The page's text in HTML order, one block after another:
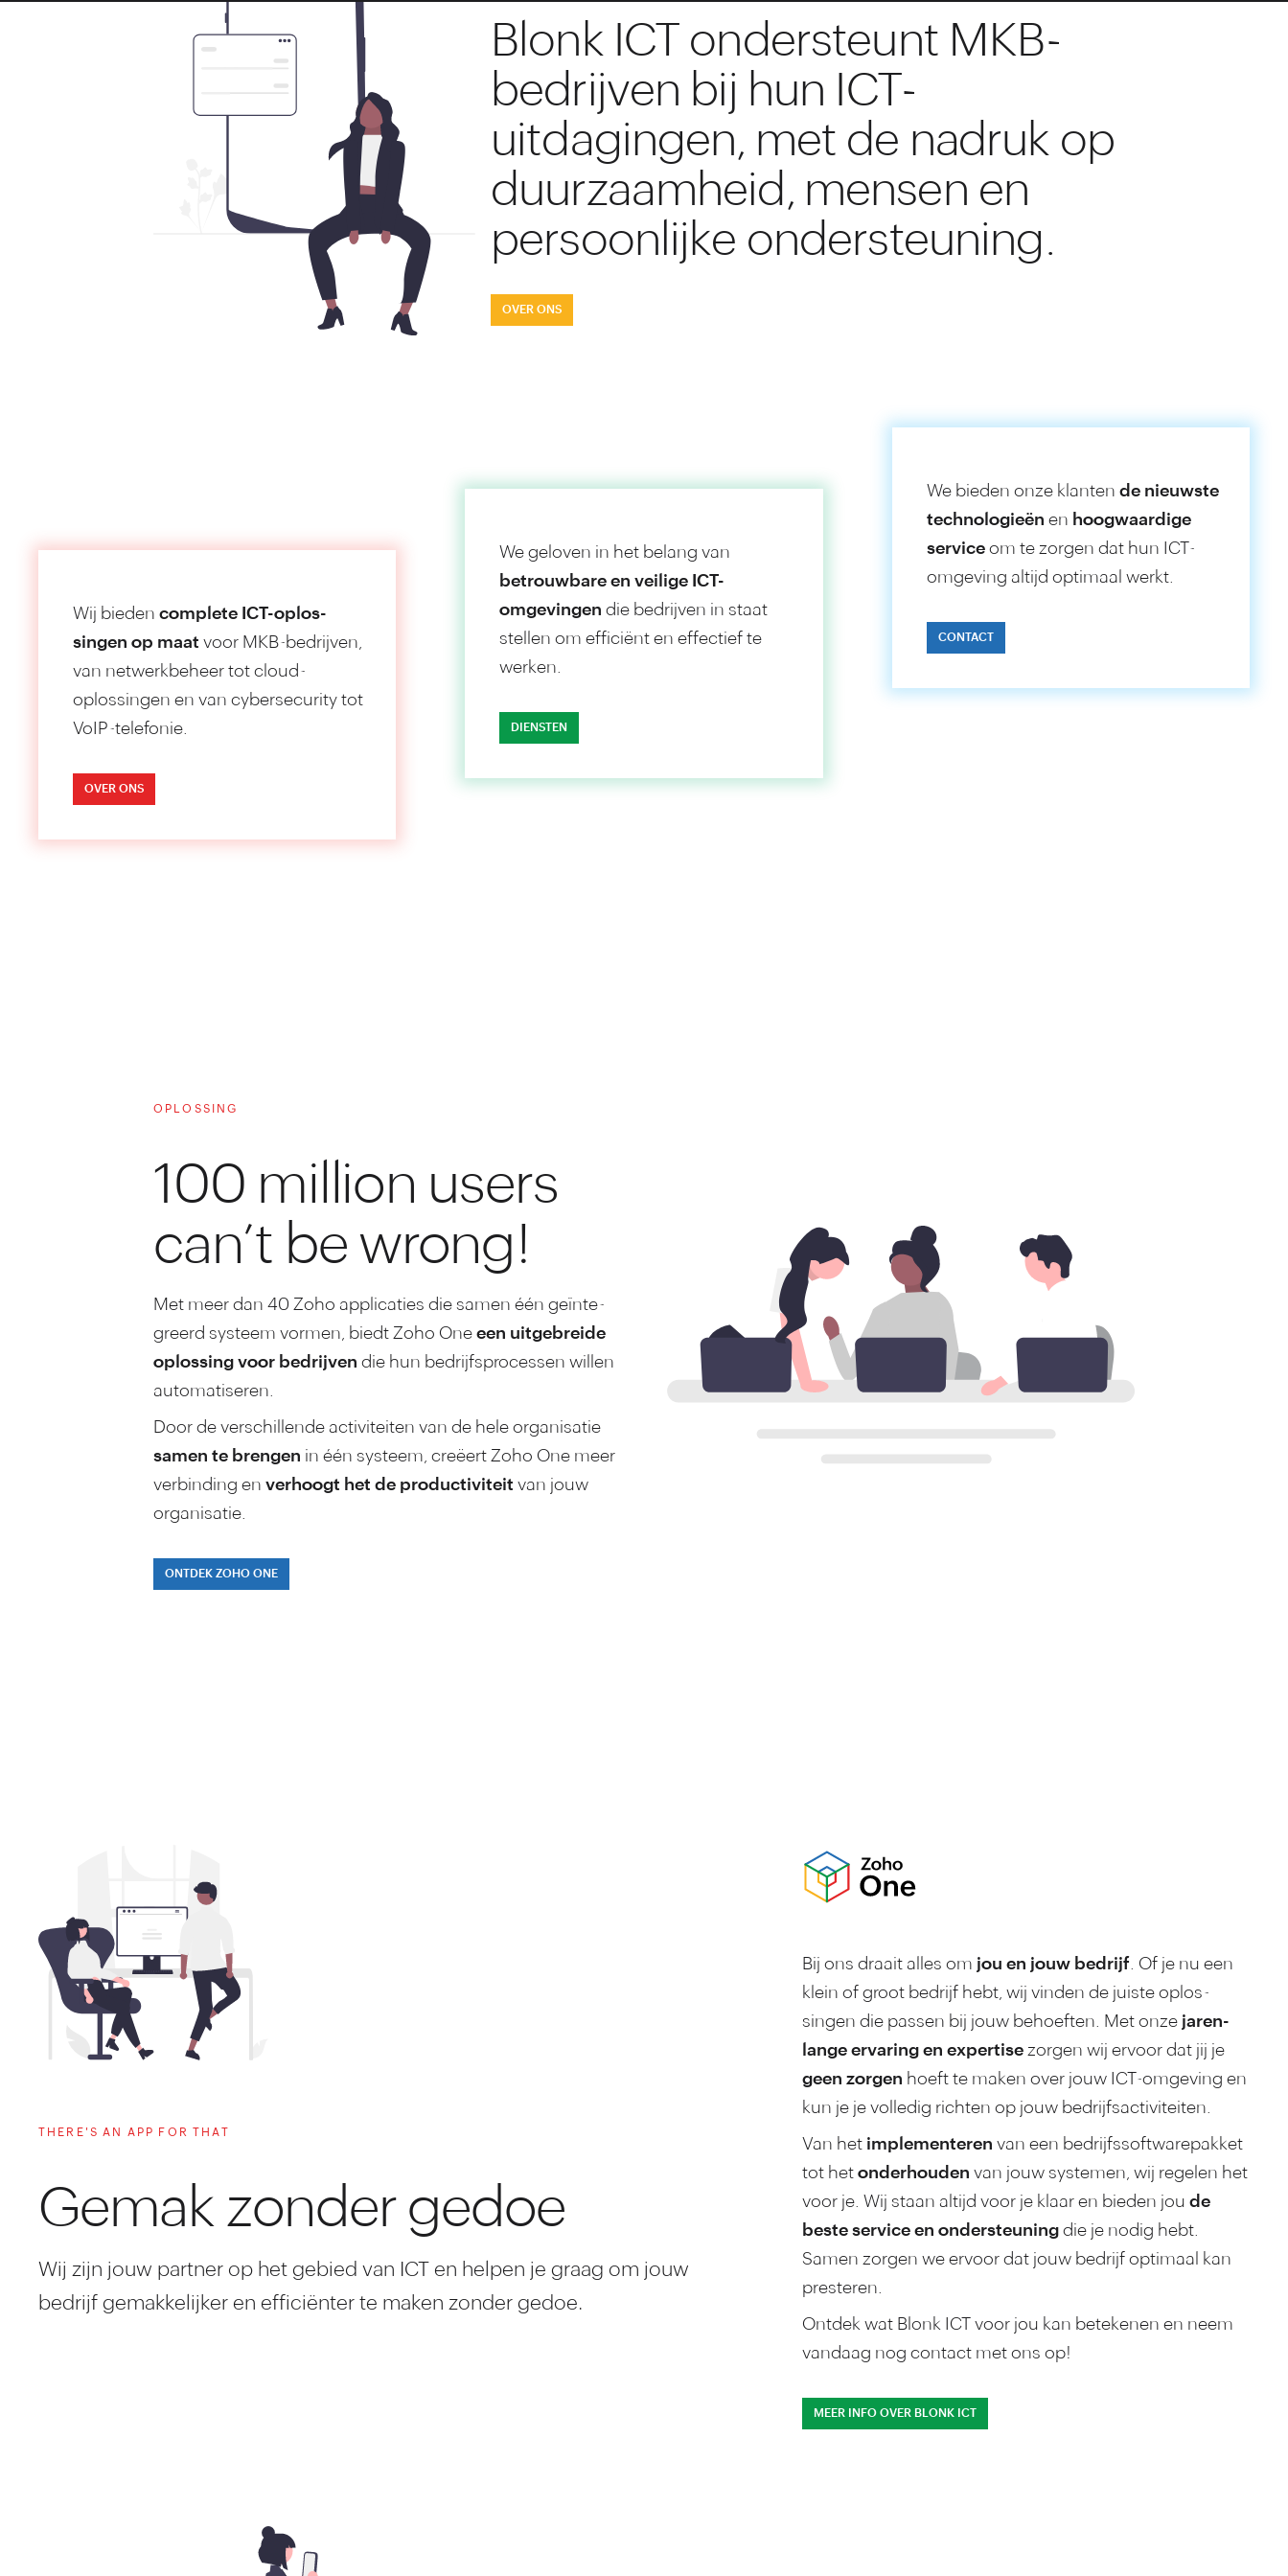
Blonk ICT ondersteunt MKB-
bedrijven bij hun ICT-
uitdagingen, met de nadruk op
duurzaamheid, mensen en
persoonlijke ondersteuning.
OVER ONS
Wij bieden complete ICT-oplos­
singen op maat voor MKB-bedrijven,
van netwerk­beheer tot cloud-
oplossingen en van cyber­security tot
VoIP-telefonie.
OVER ONS
We geloven in het belang van
betrouw­bare en veilige ICT-
omgevingen die bedrijven in staat
stellen om efficiënt en effectief te
werken.
DIENSTEN
We bieden onze klanten de nieuwste
techno­logieën en hoog­waardige
service om te zorgen dat hun ICT-
omgeving altijd optimaal werkt.
CONTACT
OPLOSSING
100 million users
can’t be wrong!
Met meer dan 40 Zoho applicaties die samen één geïnte­
greerd systeem vormen, biedt Zoho One een uitge­breide
oplossing voor bedrijven die hun bedrijfs­processen willen
auto­matiseren.
Door de verschillende activi­teiten van de hele organi­satie
samen te brengen in één systeem, creëert Zoho One meer
verbinding en verhoogt het de producti­viteit van jouw
organisatie.
ONTDEK ZOHO ONE
THERE'S AN APP FOR THAT
Gemak zonder gedoe
Wij zijn jouw partner op het gebied van ICT en helpen je graag om jouw
bedrijf gemakkelijker en efficiënter te maken zonder gedoe.
Bij ons draait alles om jou en jouw bedrijf. Of je nu een
klein of groot bedrijf hebt, wij vinden de juiste oplos­
singen die passen bij jouw behoeften. Met onze jaren­
lange ervaring en exper­tisezorgen wij ervoor dat jij je
geen zorgen hoeft te maken over jouw ICT-omgeving en
kun je je volledig richten op jouw bedrijfsactiviteiten.
Van het implemen­teren van een bedrijfs­software­pakket
tot het onder­houden van jouw systemen, wij regelen het
voor je. Wij staan altijd voor je klaar en bieden jou de
beste service en onder­steuningdie je nodig hebt.
Samen zorgen we ervoor dat jouw bedrijf optimaal kan
presteren.
Ontdek wat Blonk ICT voor jou kan betekenen en neem
vandaag nog contact met ons op!
MEER INFO OVER BLONK ICT